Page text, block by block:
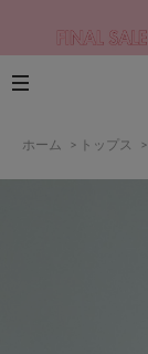
ホーム > トップス >